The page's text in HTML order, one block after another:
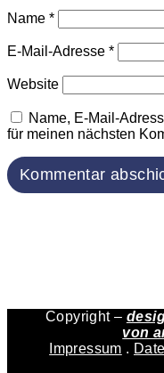
Name *
E-Mail-Adresse *
Website
Name, E-Mail-
für meinen nächsten
Copyright –
von
Impressum .